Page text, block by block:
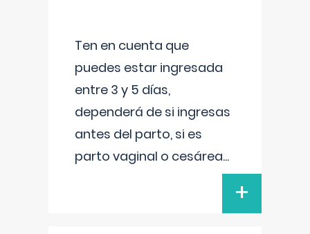
Ten en cuenta que
puedes estar ingresada
entre 3 y 5 días,
dependerá de si ingresas
antes del parto, si es
parto vaginal o cesárea...
+